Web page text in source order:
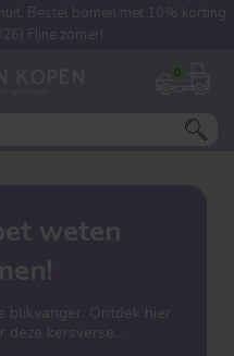
0
Bestel bomen met 10% korting
FIjne zomer!
weten
blikvanger. Ontdek hier
kersverse